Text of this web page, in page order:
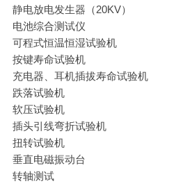
静电放电发生器（20KV）
电池综合测试仪
可程式恒温恒湿试验机
按键寿命试验机
充电器、耳机插拔寿命试验机
跌落试验机
软压试验机
插头引线弯折试验机
扭转试验机
垂直电磁振动台
转轴测试